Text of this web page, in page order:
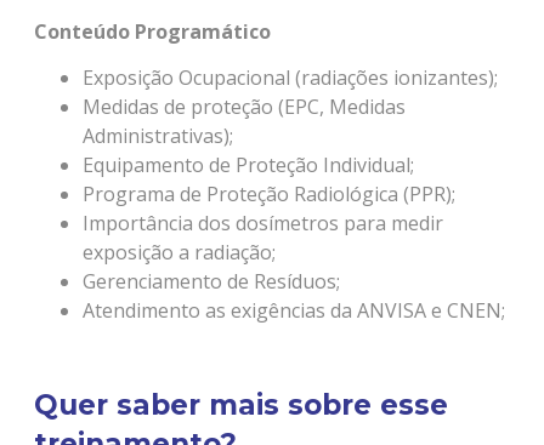
Conteúdo Programático
Exposição Ocupacional (radiações ionizantes);
Medidas de proteção (EPC, Medidas
Administrativas);
Equipamento de Proteção Individual;
Programa de Proteção Radiológica (PPR);
Importância dos dosímetros para medir
exposição a radiação;
Gerenciamento de Resíduos;
Atendimento as exigências da ANVISA e CNEN;
Quer saber mais sobre esse